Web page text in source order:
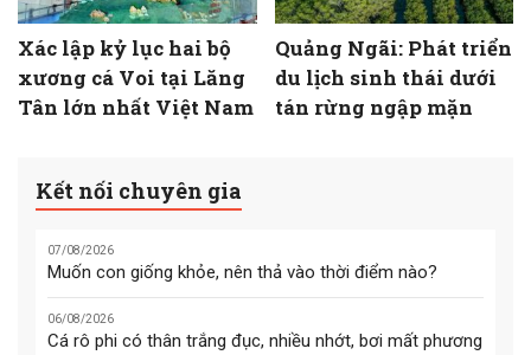
Xác lập kỷ lục hai bộ
xương cá Voi tại Lăng
Tân lớn nhất Việt Nam
Quảng Ngãi: Phát triển
du lịch sinh thái dưới
tán rừng ngập mặn
Kết nối chuyên gia
07/08/2026
Muốn con giống khỏe, nên thả vào thời điểm nào?
06/08/2026
Cá rô phi có thân trắng đục, nhiều nhớt, bơi mất phương